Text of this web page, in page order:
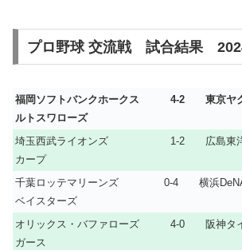
プロ野球 交流戦 試合結果
福岡ソフトバンクホークス 4-2 東京ヤ
ルトスワローズ
埼玉西武ライオンズ 1-2 広島東
カープ
千葉ロッテマリーンズ 0-4 横浜
ベイスターズ
オリックス・バファローズ 4-0 阪神タ
ガース